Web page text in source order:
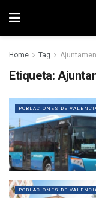
Home Tag
Etiqueta:
POBLACIONES DE
POBLACIONES DE